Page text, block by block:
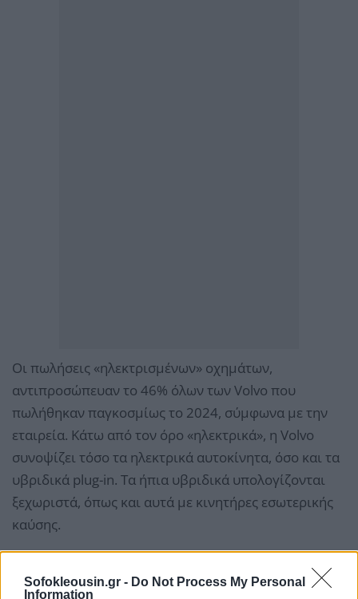
Sofokleousin.gr - Do Not Process My Personal
Information
Οι πωλήσεις «ηλεκτρισμένων» οχημάτων,
αντιπροσώπευαν το 46% όλων των Volvo που
πωλήθηκαν παγκοσμίως το 2024, σύμφωνα με την
εταιρεία. Κάτω από τον όρο «ηλεκτρικά», η Volvo
συνοψίζει τόσο τα ηλεκτρικά αυτοκίνητα, όσο και τα
υβριδικά plug-in. Τα ήπια υβριδικά υπολογίζονται
ξεχωριστά, όπως και αυτά με κινητήρες εσωτερικής
καύσης.